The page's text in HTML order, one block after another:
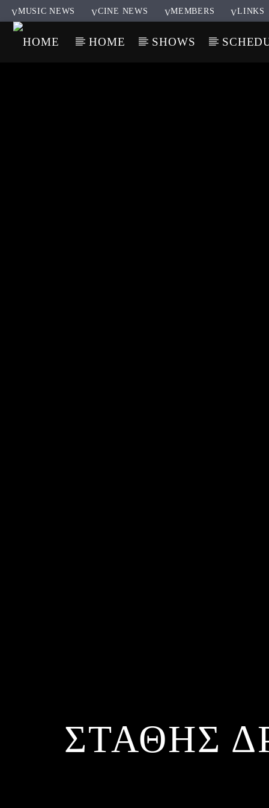
MUSIC NEWS CINE NEWS MEMBERS LINKS
HOME SHOWS
ΣΤΑΘΗΣ